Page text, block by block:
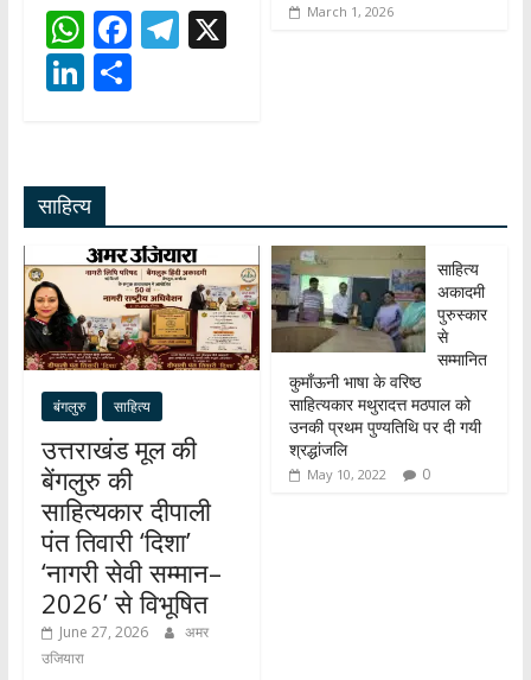
W
h
at
A
p
p
F
ac
e
o
k
T
m
X
Li
e
dI
n
S
March 1, 2026
साहित्य
बंगलुरु साहित्य
उत्तराखंड मूल की
बेंगलुरु की
साहित्यकार दीपाली
पंत तिवारी ‘दिशा’
‘नागरी सेवी सम्मान–
2026’ से विभूषित
June 27, 2026
अमर
उजियारा
साहित्य
अकादमी
पुरुस्कार
से
सम्मानित
कुमाँऊनी भाषा के वरिष्ठ
साहित्यकार मथुरादत्त मठपाल को
उनकी प्रथम पुण्यतिथि पर दी गयी
श्रद्धांजलि
May 10, 2022 0